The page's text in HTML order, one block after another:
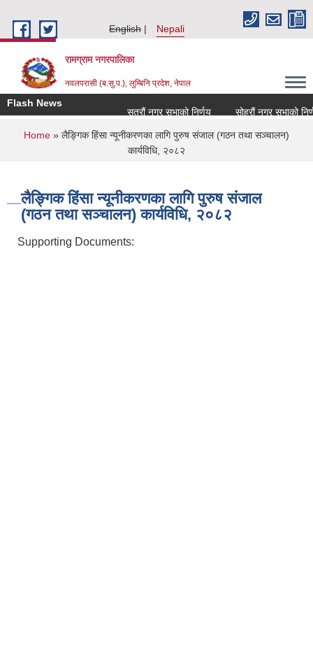
English
Nepali
रामग्राम नगरपालिका
नवलपरासी (ब.सु.प.), लुम्बिनि प्रदेश, नेपाल
Flash News
सत्रौं नगर सभाको निर्णय
सोह्रौं नगर सभाको निर्णय
You are here
Home » लैङ्गिक हिंसा न्यूनीकरणका लागि पुरुष संजाल (गठन तथा सञ्चालन)
कार्यविधि, २०८२
लैङ्गिक हिंसा न्यूनीकरणका लागि पुरुष संजाल
(गठन तथा सञ्चालन) कार्यविधि, २०८२
Supporting Documents: